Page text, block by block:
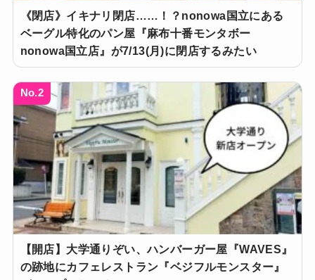
《閉店》イキナリ閉店……！？nonowa国立にある
ベーグル特化のパン屋『麻布十番モンタボー
nonowa国立店』が7/13(月)に閉店するみたい
No.2
【開店】大学通りぞい、ハンバーガー屋『WAVES』
の跡地にカフェレストラン『ベジフルモンスター』